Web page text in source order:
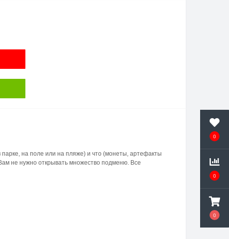
0
0
0
на поле или на пляже) и что (монеты, артефакты
не нужно открывать множество подменю. Все